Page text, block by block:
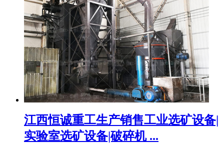
江西恒诚重工生产销售工业选矿设备|
实验室选矿设备|破碎机 ...